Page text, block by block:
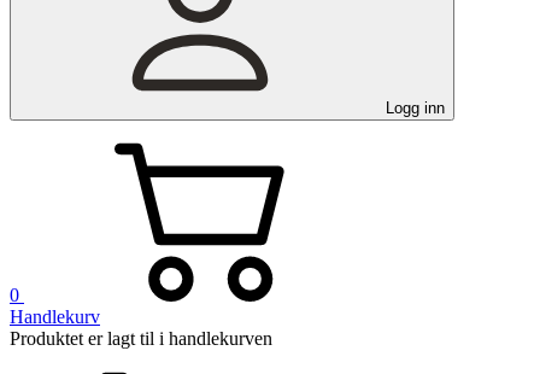
Logg inn
0
Handlekurv
Produktet er lagt til i handlekurven